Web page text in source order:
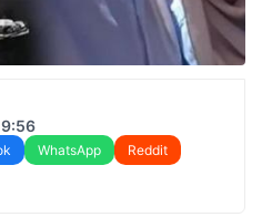
WhatsApp
Reddit